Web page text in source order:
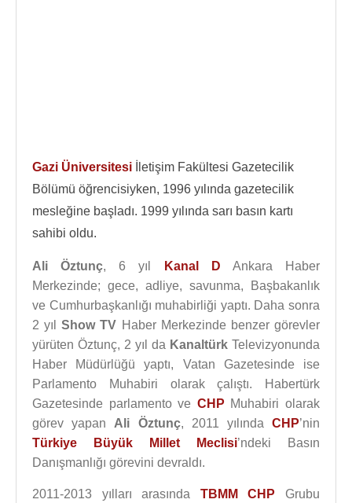
Gazi Üniversitesi İletişim Fakültesi Gazetecilik
Bölümü öğrencisiyken, 1996 yılında gazetecilik
mesleğine başladı. 1999 yılında sarı basın kartı
sahibi oldu.
Ali Öztunç, 6 yıl Kanal D Ankara Haber
Merkezinde; gece, adliye, savunma, Başbakanlık
ve Cumhurbaşkanlığı muhabirliği yaptı. Daha sonra
2 yılShow TV Haber Merkezinde benzer görevler
yürüten Öztunç, 2 yıl da Kanaltürk Televizyonunda
Haber Müdürlüğü yaptı, Vatan Gazetesinde ise
Parlamento Muhabiri olarak çalıştı. Habertürk
Gazetesinde parlamento ve CHP Muhabiri olarak
görev yapan Ali Öztunç, 2011 yılındaCHP’nin
Türkiye Büyük Millet Meclisi’ndeki Basın
Danışmanlığı görevini devraldı.
2011-2013 yılları arasında TBMM CHP Grubu